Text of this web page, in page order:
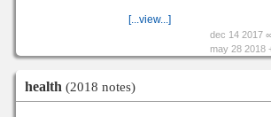
[...view...]
dec 14 2017
may 28 2018
health (2018 notes)